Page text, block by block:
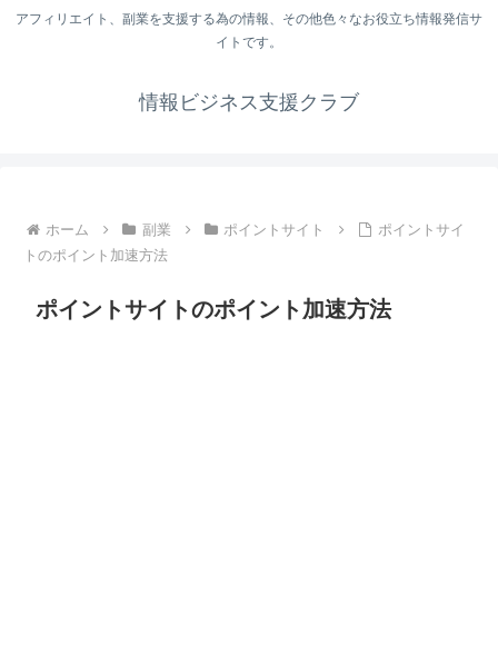
アフィリエイト、副業を支援する為の情報、その他色々なお役立ち情報発信サ
イトです。
情報ビジネス支援クラブ
ホーム 副業 ポイントサイト
ポイントサイ
トのポイント加速方法
ポイントサイトのポイント加速方法